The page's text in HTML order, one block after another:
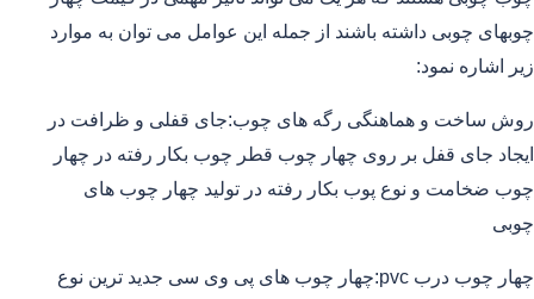
چوبهای چوبی داشته باشند از جمله این عوامل می توان به موارد
زیر اشاره نمود:
روش ساخت و هماهنگی رگه های چوب:جای قفلی و ظرافت در
ایجاد جای قفل بر روی چهار چوب قطر چوب بکار رفته در چهار
چوب ضخامت و نوع پوب بکار رفته در تولید چهار چوب های
چوبی
چهار چوب درب pvc:چهار چوب های پی وی سی جدید ترین نوع